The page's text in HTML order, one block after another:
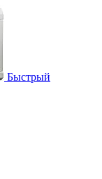
Быстрый